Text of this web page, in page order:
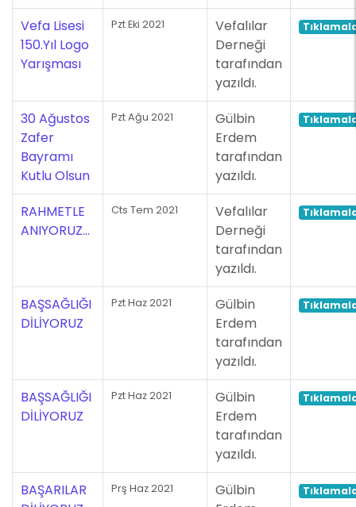
Vefa Lisesi
150.Yıl Logo
Yarışması
Pzt Eki 2021
Vefalılar
Derneği
tarafından
yazıldı.
30 Ağustos
Zafer
Bayramı
Kutlu Olsun
Pzt Ağu 2021
Gülbin
Erdem
tarafından
yazıldı.
RAHMETLE
ANIYORUZ...
Cts Tem 2021
Vefalılar
Derneği
tarafından
yazıldı.
BAŞSAĞLIĞI
DİLİYORUZ
Pzt Haz 2021
Gülbin
Erdem
tarafından
yazıldı.
BAŞSAĞLIĞI
DİLİYORUZ
Pzt Haz 2021
Gülbin
Erdem
tarafından
yazıldı.
BAŞARILAR
Prş Haz 2021
Gülbin